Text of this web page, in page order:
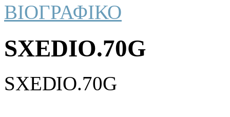
ΒΙΟΓΡΑΦΙΚΟ
SXEDIO.70G
SXEDIO.70G